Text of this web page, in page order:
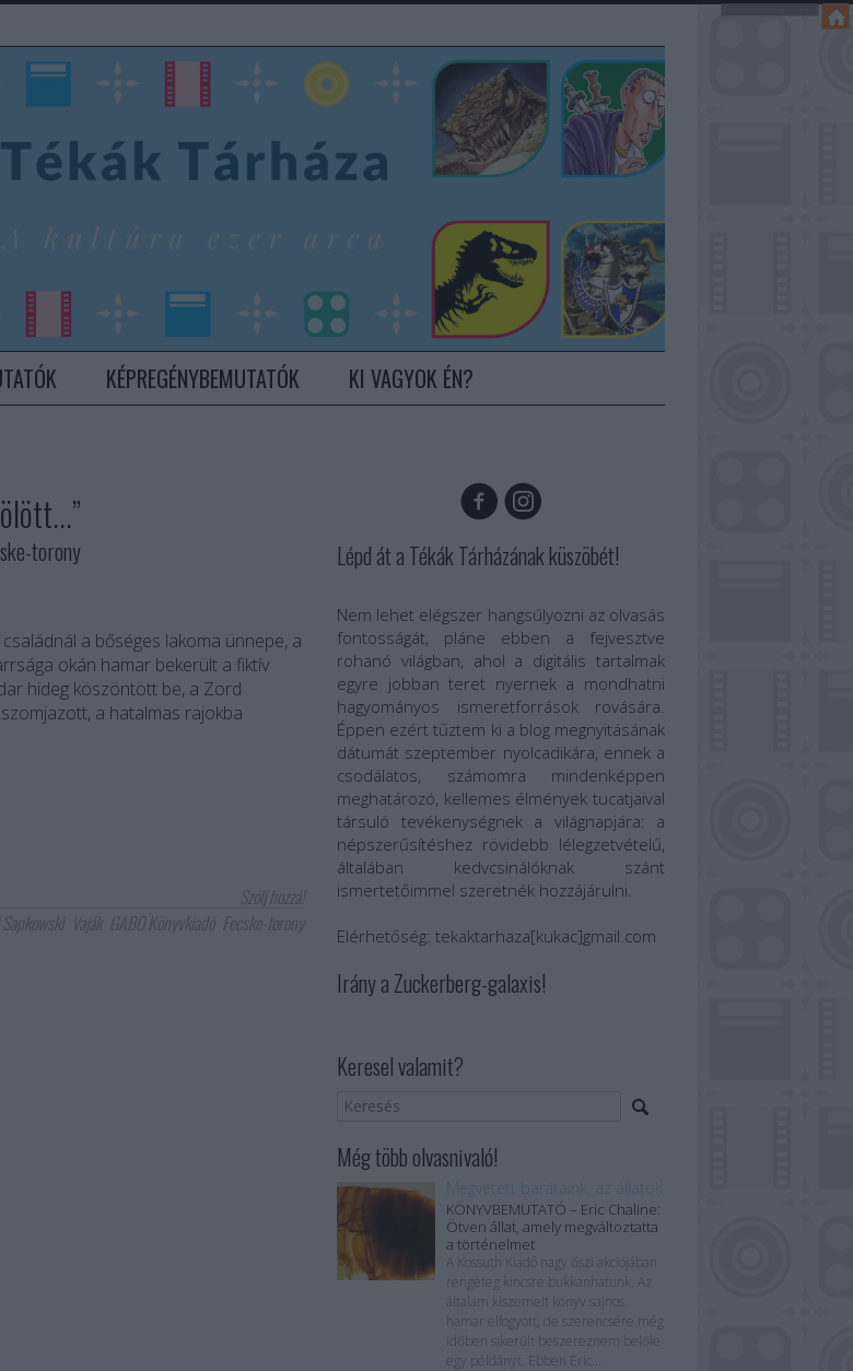
KÉPREGÉNYBEMUTATÓK KI VAGYOK ÉN?
torony
a bőséges lakoma ünnepe, a
okán hamar bekerült a fiktív
hideg köszöntött be, a Zord
a hatalmas rajokba
Szólj hozzá!
Vaják GABO Könyvkiadó Fecske-torony
Lépd át a Tékák Tárházának küszöbét!
Nem lehet elégszer hangsúlyozni az olvasás
fontosságát, pláne ebben a fejvesztve
rohanó világban, ahol a digitális tartalmak
egyre jobban teret nyernek a mondhatni
hagyományos ismeretforrások rovására.
Éppen ezért tűztem ki a blog megnyitásának
dátumát szeptember nyolcadikára, ennek a
csodálatos, számomra mindenképpen
meghatározó, kellemes élmények tucatjaival
társuló tevékenységnek a világnapjára: a
népszerűsítéshez rövidebb lélegzetvételű,
általában kedvcsinálóknak szánt
ismertetőimmel szeretnék hozzájárulni.
Elérhetőség: tekaktarhaza[kukac]gmail.com
Irány a Zuckerberg-galaxis!
Keresel valamit?
Még több olvasnivaló!
Megvetett barátaink, az állatok
KÖNYVBEMUTATÓ – Eric Chaline:
Ötven állat, amely megváltoztatta
a történelmet
A Kossuth Kiadó nagy őszi akciójában
rengeteg kincsre bukkanhatunk. Az
általam kiszemelt könyv sajnos
hamar elfogyott, de szerencsére még
időben sikerült beszereznem belőle
egy példányt. Ebben Eric...